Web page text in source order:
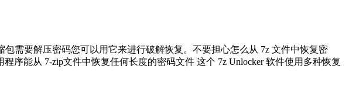
包需要解压密码您可以用它来进行破解恢复。不要担心怎么从 7z 文件中恢复密
序能从 7-zip文件中恢复任何长度的密码文件 这个 7z Unlocker 软件使用多种恢复